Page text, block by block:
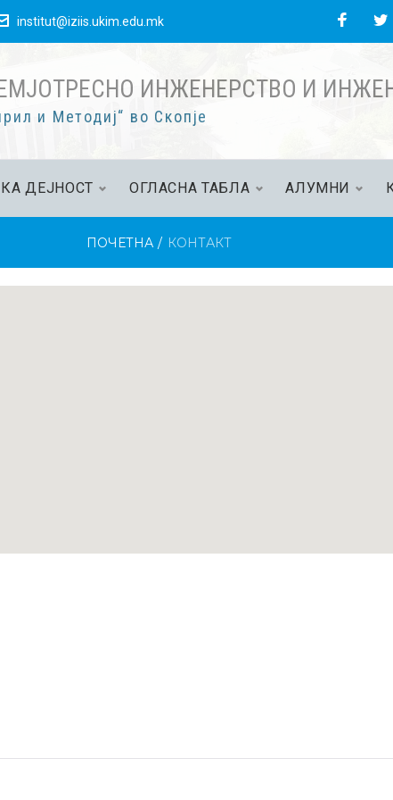
institut@iziis.ukim.edu.mk
ИНЖЕНЕРСТВО И
и Методиј“ во Скопје
ДЕЈНОСТ ОГЛАСНА ТАБЛА АЛУМНИ
ПОЧЕТНА / КОНТАКТ